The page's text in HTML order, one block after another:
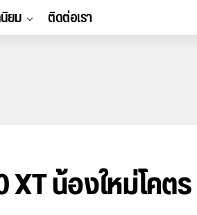
ยม ติดต่อเรา
XT น้องใหม่โคตร